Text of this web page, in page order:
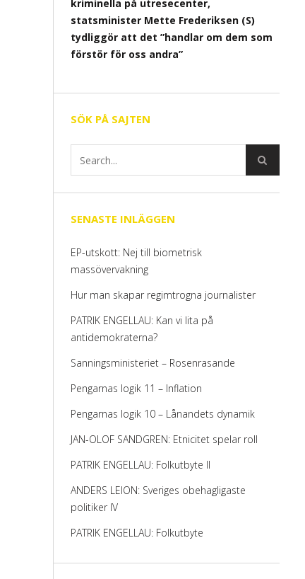
kriminella på utresecenter,
statsminister Mette Frederiksen (S)
tydliggör att det ”handlar om dem som
förstör för oss andra”
SÖK PÅ SAJTEN
SENASTE INLÄGGEN
EP-utskott: Nej till biometrisk
massövervakning
Hur man skapar regimtrogna journalister
PATRIK ENGELLAU: Kan vi lita på
antidemokraterna?
Sanningsministeriet – Rosenrasande
Pengarnas logik 11 – Inflation
Pengarnas logik 10 – Lånandets dynamik
JAN-OLOF SANDGREN: Etnicitet spelar roll
PATRIK ENGELLAU: Folkutbyte II
ANDERS LEION: Sveriges obehagligaste
politiker IV
PATRIK ENGELLAU: Folkutbyte